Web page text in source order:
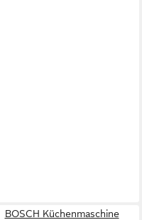
BOSCH Küchenmaschine